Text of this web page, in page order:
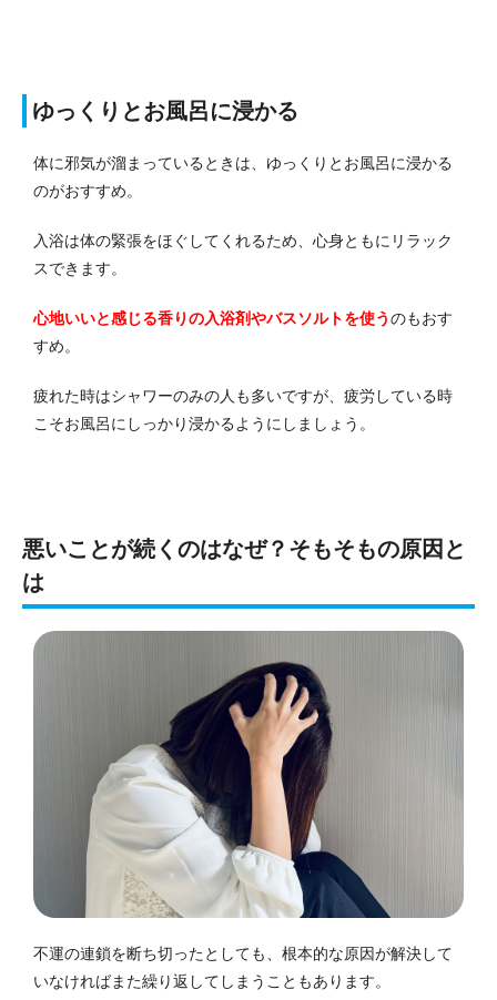
ゆっくりとお風呂に浸かる
体に邪気が溜まっているときは、ゆっくりとお風呂に浸かる
のがおすすめ。
入浴は体の緊張をほぐしてくれるため、心身ともにリラック
スできます。
心地いいと感じる香りの入浴剤やバスソルトを使うのもおす
すめ。
疲れた時はシャワーのみの人も多いですが、疲労している時
こそお風呂にしっかり浸かるようにしましょう。
悪いことが続くのはなぜ？そもそもの原因と
は
不運の連鎖を断ち切ったとしても、根本的な原因が解決して
いなければまた繰り返してしまうこともあります。